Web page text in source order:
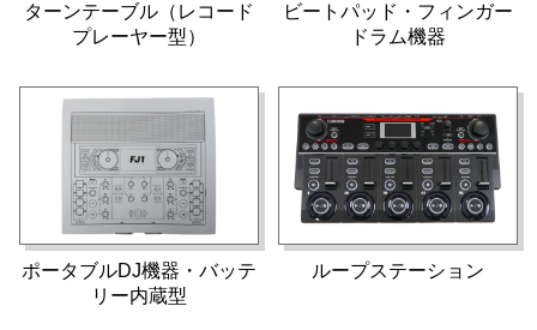
ターンテーブル（レコード
プレーヤー型）
ビートパッド・フィンガー
ドラム機器
ポータブルDJ機器・バッテ
リー内蔵型
ループステーション